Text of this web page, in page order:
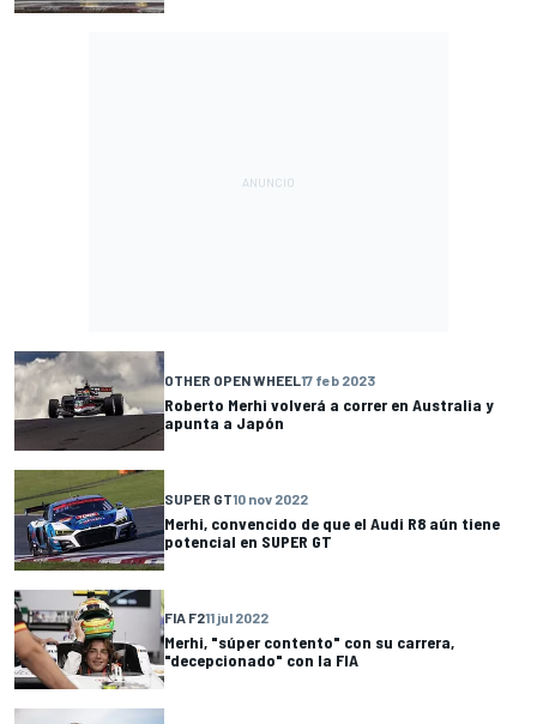
OTHER OPEN WHEEL17 feb 2023
Roberto Merhi volverá a correr en Australia y
apunta a Japón
SUPER GT10 nov 2022
Merhi, convencido de que el Audi R8 aún tiene
potencial en SUPER GT
FIA F211 jul 2022
Merhi, "súper contento" con su carrera,
"decepcionado" con la FIA